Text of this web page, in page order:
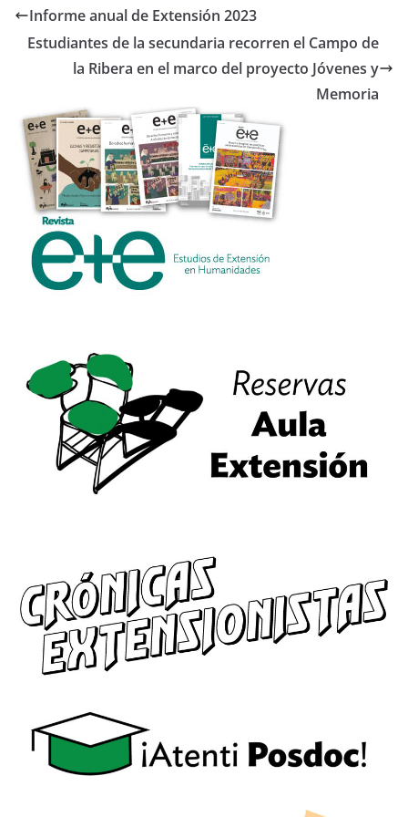
b
o
o
k
er
Informe anual de Extensión 2023
Estudiantes de la secundaria recorren el Campo de
la Ribera en el marco del proyecto Jóvenes y
Memoria